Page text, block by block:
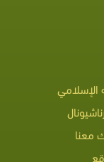
الإسلامي
معنا